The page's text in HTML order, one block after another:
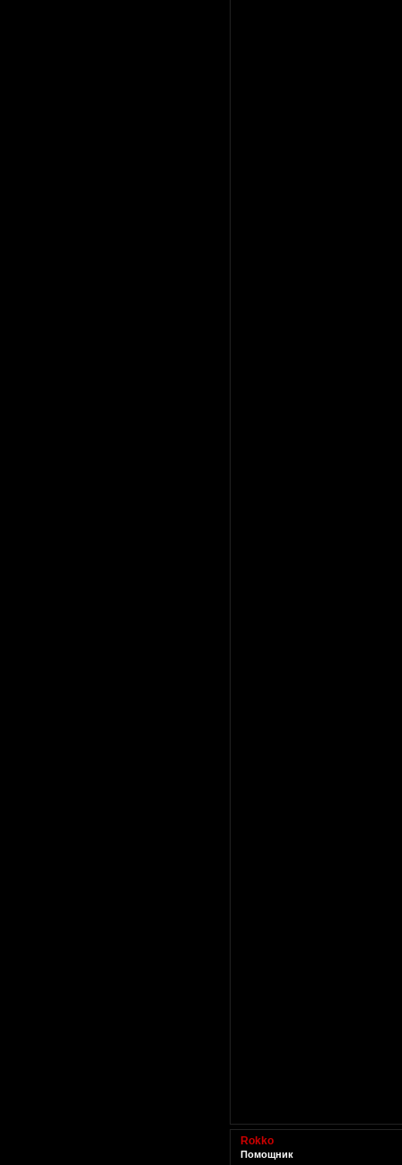
Rokko
Помощник